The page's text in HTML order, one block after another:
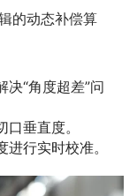
的动态补偿算
“角度超差”问
垂直度。
行实时校准。